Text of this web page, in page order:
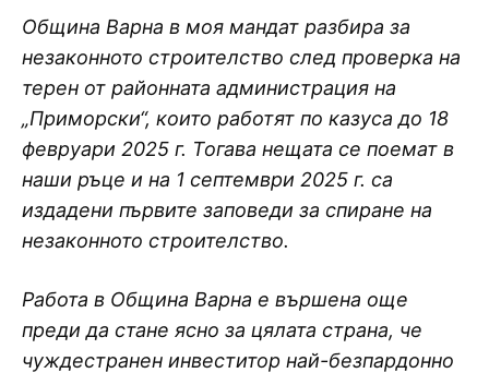
Община Варна в моя мандат разбира за
незаконното строителство след проверка на
терен от районната администрация на
„Приморски“, които работят по казуса до 18
февруари 2025 г. Тогава нещата се поемат в
наши ръце и на 1 септември 2025 г. са
издадени първите заповеди за спиране на
незаконното строителство.
Работа в Община Варна е вършена още
преди да стане ясно за цялата страна, че
чуждестранен инвеститор най-безпардонно